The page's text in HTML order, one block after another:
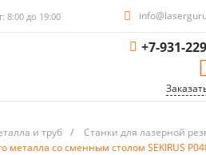
8:00 до 19:00
+7-931-
и труб / Станки для лазерной
металла со сменным столом SEKIRUS